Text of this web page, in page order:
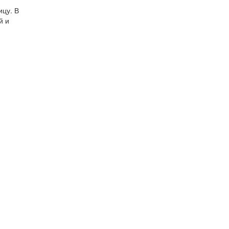
В
и